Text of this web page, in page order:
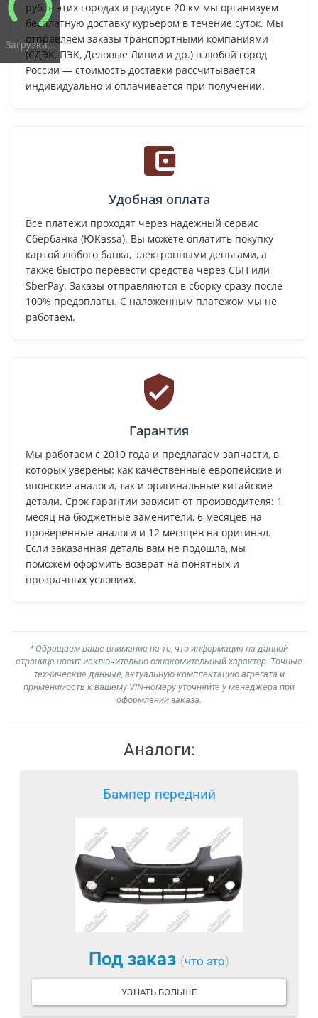
Загрузка...
руб. в этих городах и радиусе 20 км мы организуем
бесплатную доставку курьером в течение суток. Мы
отправляем заказы транспортными компаниями
(СДЭК, ПЭК, Деловые Линии и др.) в любой город
России — стоимость доставки рассчитывается
индивидуально и оплачивается при получении.
Удобная оплата
Все платежи проходят через надежный сервис
Сбербанка (ЮKassa). Вы можете оплатить покупку
картой любого банка, электронными деньгами, а
также быстро перевести средства через СБП или
SberPay. Заказы отправляются в сборку сразу после
100% предоплаты. С наложенным платежом мы не
работаем.
Гарантия
Мы работаем с 2010 года и предлагаем запчасти, в
которых уверены: как качественные европейские и
японские аналоги, так и оригинальные китайские
детали. Срок гарантии зависит от производителя: 1
месяц на бюджетные заменители, 6 месяцев на
проверенные аналоги и 12 месяцев на оригинал.
Если заказанная деталь вам не подошла, мы
поможем оформить возврат на понятных и
прозрачных условиях.
* Обращаем ваше внимание на то, что информация на данной
странице носит исключительно ознакомительный характер. Точные
технические данные, актуальную комплектацию агрегата и
применимость к вашему VIN-номеру уточняйте у менеджера при
оформлении заказа.
Аналоги:
Бампер передний
Под заказ (что это)
УЗНАТЬ БОЛЬШЕ